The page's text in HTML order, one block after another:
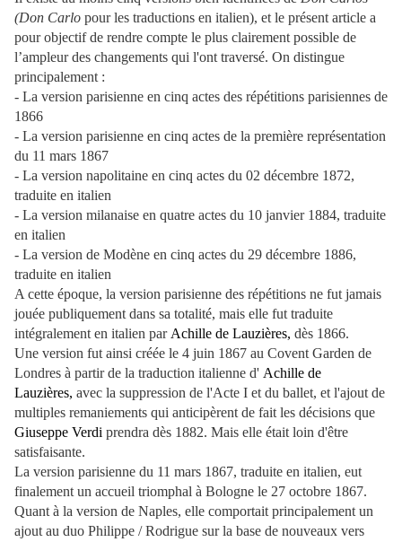
(Don Carlo pour les traductions en italien), et le présent article a
pour objectif de rendre compte le plus clairement possible de
l’ampleur des changements qui l'ont traversé. On distingue
principalement :
- La version parisienne en cinq actes des répétitions parisiennes de
1866
- La version parisienne en cinq actes de la première représentation
du 11 mars 1867
- La version napolitaine en cinq actes du 02 décembre 1872,
traduite en italien
- La version milanaise en quatre actes du 10 janvier 1884, traduite
en italien
- La version de Modène en cinq actes du 29 décembre 1886,
traduite en italien
A cette époque, la version parisienne des répétitions ne fut jamais
jouée publiquement dans sa totalité, mais elle fut traduite
intégralement en italien par Achille de Lauzières, dès 1866.
Une version fut ainsi créée le 4 juin 1867 au Covent Garden de
Londres à partir de la traduction italienne d' Achille de
Lauzières, avec la suppression de l'Acte I et du ballet, et l'ajout de
multiples remaniements qui anticipèrent de fait les décisions que
Giuseppe Verdi prendra dès 1882. Mais elle était loin d'être
satisfaisante.
La version parisienne du 11 mars 1867, traduite en italien, eut
finalement un accueil triomphal à Bologne le 27 octobre 1867.
Quant à la version de Naples, elle comportait principalement un
ajout au duo Philippe / Rodrigue sur la base de nouveaux vers